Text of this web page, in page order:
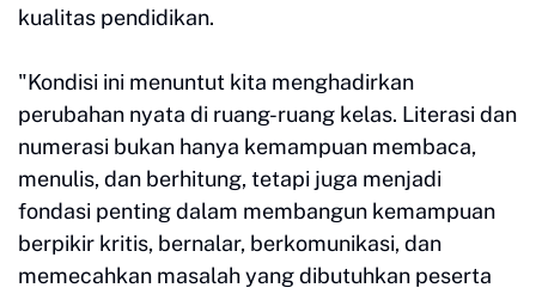
kualitas pendidikan.
"Kondisi ini menuntut kita menghadirkan
perubahan nyata di ruang-ruang kelas. Literasi dan
numerasi bukan hanya kemampuan membaca,
menulis, dan berhitung, tetapi juga menjadi
fondasi penting dalam membangun kemampuan
berpikir kritis, bernalar, berkomunikasi, dan
memecahkan masalah yang dibutuhkan peserta